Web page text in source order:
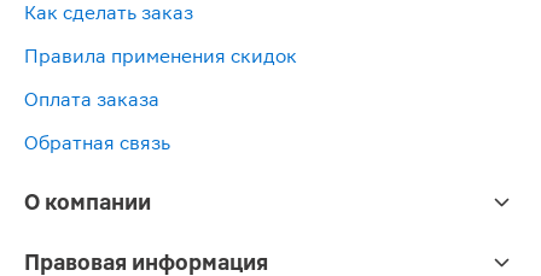
Как сделать заказ
Правила применения скидок
Оплата заказа
Обратная связь
О компании
Правовая информация